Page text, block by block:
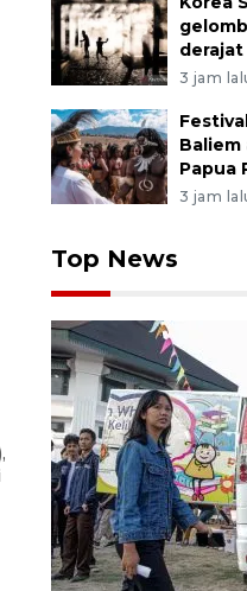
derajat
3 jam
Baliem
Papua
3 jam
Top News